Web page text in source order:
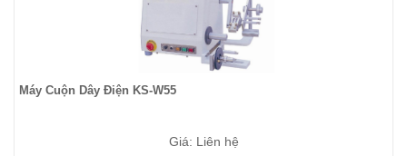
Máy Cuộn Dây Điện KS-W55
Giá: Liên hệ